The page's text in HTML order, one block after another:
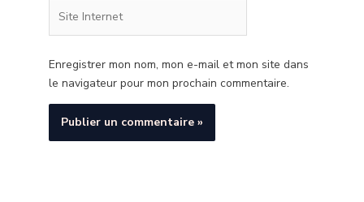
Internet
Enregistrer mon nom, mon e-mail et mon site dans
le navigateur pour mon prochain commentaire.